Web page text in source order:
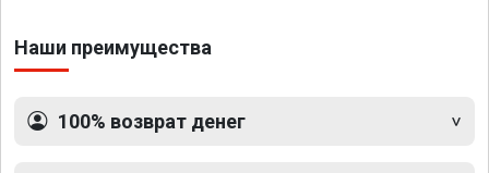
Наши преимущества
100% возврат денег